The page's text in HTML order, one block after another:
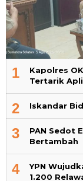
1
Kapolres
Tertarik
2 Iskandar
3
PAN Sedot
Bertambah
4
YPN
1.200